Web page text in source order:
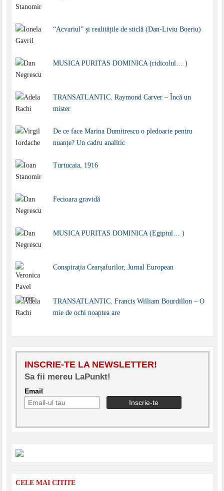
“Acvariul” și realitățile de sticlă (Dan-Liviu Boeriu)
MUSICA PURITAS DOMINICA (ridicolul… )
TRANSATLANTIC. Raymond Carver – Încă un
mister
De ce face Marina Dumitrescu o pledoarie pentru
nuanțe? Un cadru analitic
Turtucaia, 1916
Fecioara gravidă
MUSICA PURITAS DOMINICA (Egiptul… )
Conspirația Cearșafurilor, Jurnal European
TRANSATLANTIC. Francis William Bourdillon – O
mie de ochi noaptea are
INSCRIE-TE LA NEWSLETTER!
Sa fii mereu LaPunkt!
Email
CELE MAI CITITE